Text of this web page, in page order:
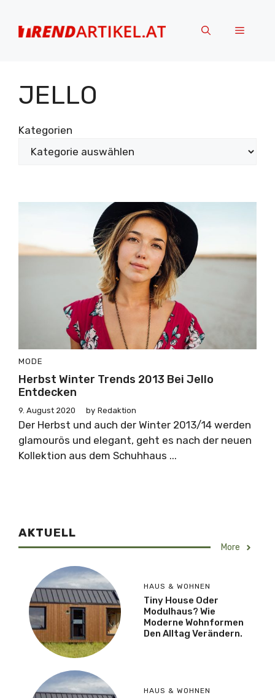
springen
Menü
JELLO
Kategorien
MODE
Herbst Winter Trends 2013 Bei Jello
Entdecken
9. August 2020 by Redaktion
Der Herbst und auch der Winter 2013/14 werden
glamourös und elegant, geht es nach der neuen
Kollektion aus dem Schuhhaus ...
AKTUELL
More
HAUS & WOHNEN
Tiny House Oder
Modulhaus? Wie
Moderne Wohnformen
Den Alltag Verändern.
HAUS & WOHNEN